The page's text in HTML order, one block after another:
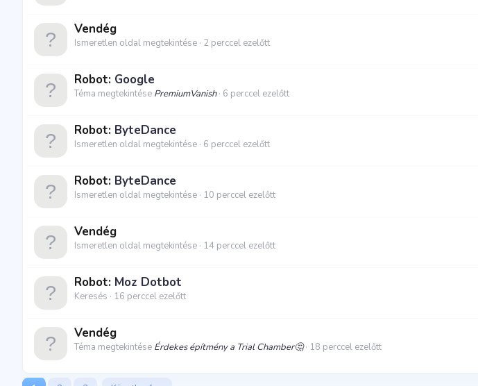
Vendég
Ismeretlen oldal megtekintése 2 perccel ezelőtt
Robot: Google
Téma megtekintése PremiumVanish 6 perccel ezelőtt
Robot: ByteDance
Ismeretlen oldal megtekintése 6 perccel ezelőtt
Robot: ByteDance
Ismeretlen oldal megtekintése 10 perccel ezelőtt
Vendég
Ismeretlen oldal megtekintése 14 perccel ezelőtt
Robot: Moz Dotbot
Keresés 16 perccel ezelőtt
Vendég
Téma megtekintése Érdekes építmény a Trial Chamber🤔 18 perccel ezelőtt